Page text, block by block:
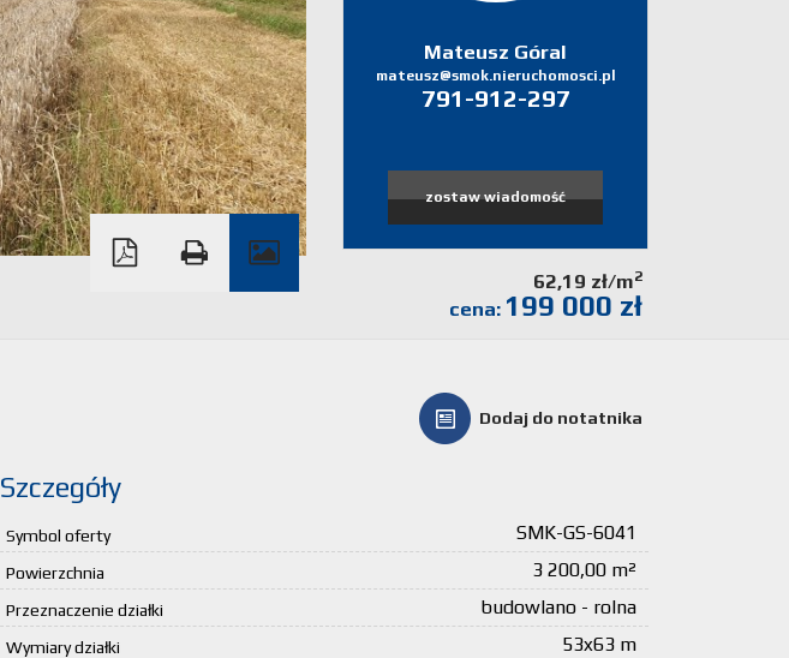
Mateusz Góral
mateusz@smok.nieruchomosci.pl
791-912-297
zostaw wiadomość
62,19 zł/m2
cena: 199 000 zł
Dodaj do notatnika
Szczegóły
Symbol oferty SMK-GS-6041
Powierzchnia 3 200,00 m²
Przeznaczenie działki budowlano - rolna
Wymiary działki 53x63 m